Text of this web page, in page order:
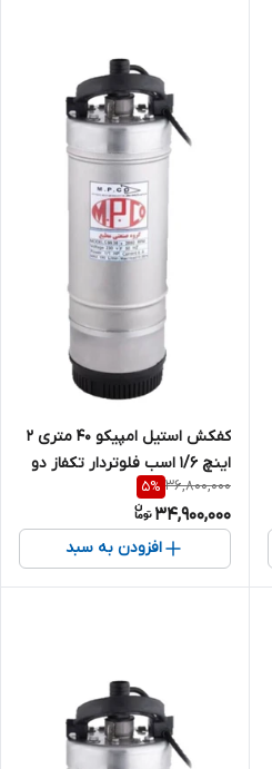
کفکش استیل امپیکو 40 متری 2
اینچ 1/6 اسب فلوتردار تکفاز دو
6
36,800,000
5%
34,900,000
افزودن به سبد